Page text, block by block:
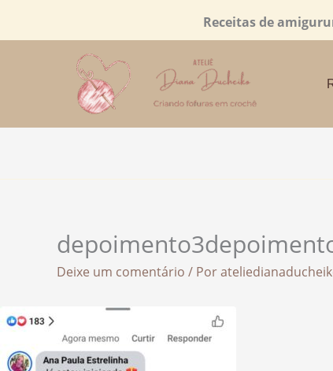
Receitas de
Deixe um comentário / Por